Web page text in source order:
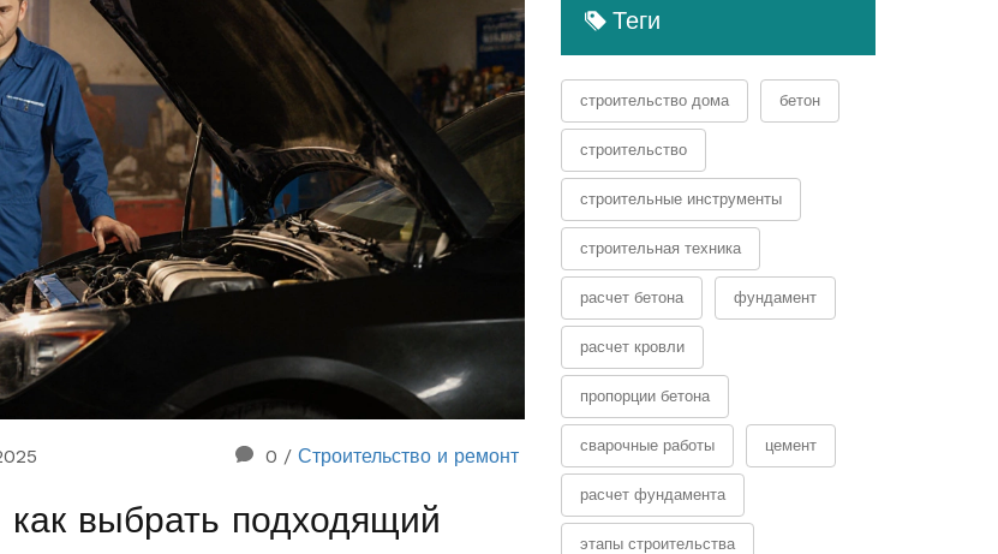
0 / Строительство и ремонт
выбрать подходящий
Теги
строительство дома бетон
строительство
строительные инструменты
строительная техника
расчет бетона фундамент
расчет кровли
пропорции бетона
сварочные работы цемент
расчет фундамента
этапы строительства